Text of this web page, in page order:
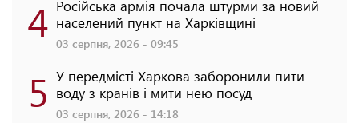
4 Російська армія почала штурми за новий
населений пункт на Харківщині
03 серпня, 2026 - 09:45
5 У передмісті Харкова заборонили пити
воду з кранів і мити нею посуд
03 серпня, 2026 - 14:18